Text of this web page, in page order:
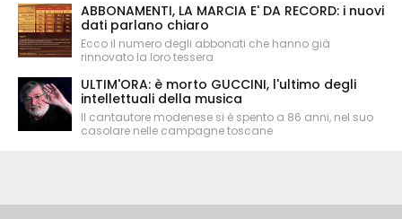
ABBONAMENTI, LA MARCIA E' DA RECORD: i nuovi
dati parlano chiaro
Ecco il numero degli abbonati che hanno già
rinnovato la loro tessera
ULTIM'ORA: è morto GUCCINI, l'ultimo degli
intellettuali della musica
Il cantautore modenese si è spento a 86 anni, nel suo
casolare nelle campagne toscane